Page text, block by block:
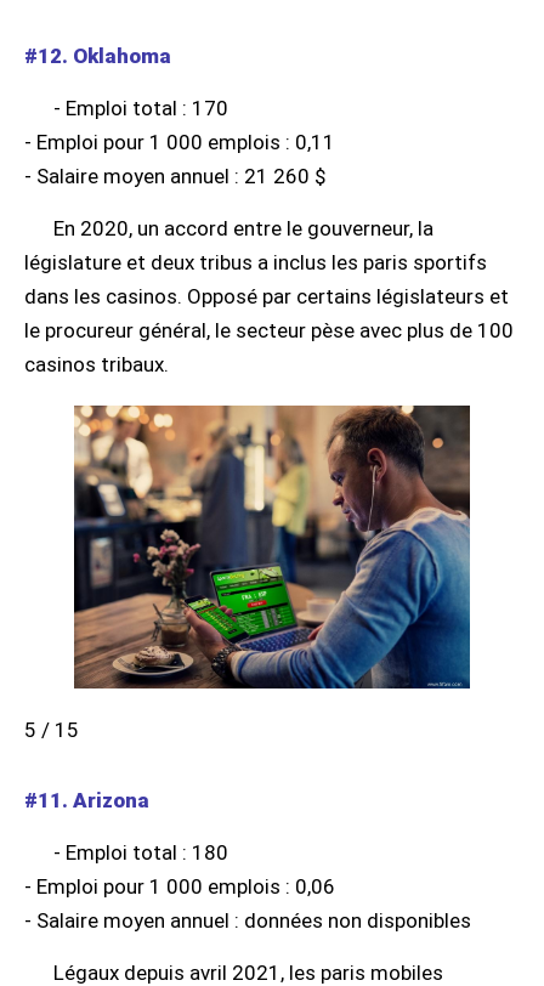
#12. Oklahoma
- Emploi total : 170
- Emploi pour 1 000 emplois : 0,11
- Salaire moyen annuel : 21 260 $
En 2020, un accord entre le gouverneur, la
législature et deux tribus a inclus les paris sportifs
dans les casinos. Opposé par certains législateurs et
le procureur général, le secteur pèse avec plus de 100
casinos tribaux.
5 / 15
#11. Arizona
- Emploi total : 180
- Emploi pour 1 000 emplois : 0,06
- Salaire moyen annuel : données non disponibles
Légaux depuis avril 2021, les paris mobiles